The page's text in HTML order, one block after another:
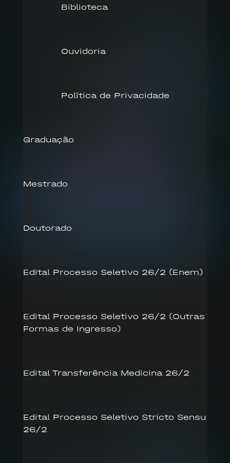
Biblioteca
Ouvidoria
Política de Privacidade
Graduação
Mestrado
Doutorado
Edital Processo Seletivo 26/2 (Enem)
Edital Processo Seletivo 26/2 (Outras
Formas de Ingresso)
Edital Transferência Medicina 26/2
Edital Processo Seletivo Stricto Sensu
26/2